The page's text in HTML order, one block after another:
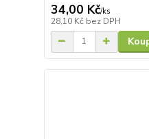
34,00 Kč/ks
28,10 Kč bez DPH